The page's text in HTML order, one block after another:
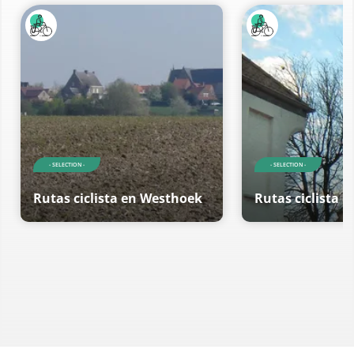
- SELECTION -
Rutas ciclista en Westhoek
- SELECTION -
Rutas ciclista